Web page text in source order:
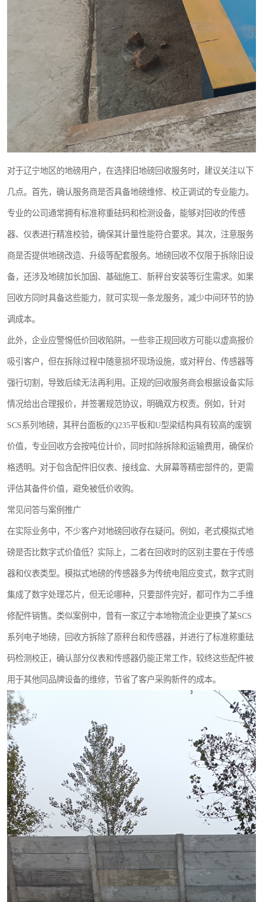
对于辽宁地区的地磅用户，在选择旧地磅回收服务时，建议关注以下
几点。首先，确认服务商是否具备地磅维修、校正调试的专业能力。
专业的公司通常拥有标准称重砝码和检测设备，能够对回收的传感
器、仪表进行精准校验，确保其计量性能符合要求。其次，注意服务
商是否提供地磅改造、升级等配套服务。地磅回收不仅限于拆除旧设
备，还涉及地磅加长加固、基础施工、新秤台安装等衍生需求。如果
回收方同时具备这些能力，就可实现一条龙服务，减少中间环节的协
调成本。
此外，企业应警惕低价回收陷阱。一些非正规回收方可能以虚高报价
吸引客户，但在拆除过程中随意损坏现场设施，或对秤台、传感器等
强行切割，导致后续无法再利用。正规的回收服务商会根据设备实际
情况给出合理报价，并签署规范协议，明确双方权责。例如，针对
SCS系列地磅，其秤台面板的Q235平板和U型梁结构具有较高的废钢
价值，专业回收方会按吨位计价，同时扣除拆除和运输费用，确保价
格透明。对于包含配件旧仪表、接线盒、大屏幕等精密部件的，更需
评估其备件价值，避免被低价收购。
常见问答与案例推广
在实际业务中，不少客户对地磅回收存在疑问。例如，老式模拟式地
磅是否比数字式价值低？实际上，二者在回收时的区别主要在于传感
器和仪表类型。模拟式地磅的传感器多为传统电阻应变式，数字式则
集成了数字处理芯片，但无论哪种，只要部件完好，都可作为二手维
修配件销售。类似案例中，曾有一家辽宁本地物流企业更换了某SCS
系列电子地磅，回收方拆除了原秤台和传感器，并进行了标准称重砝
码检测校正，确认部分仪表和传感器仍能正常工作，较终这些配件被
用于其他同品牌设备的维修，节省了客户采购新件的成本。